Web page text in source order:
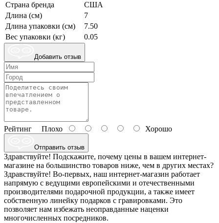
Страна бренда
США
Длина (см)
7
Длина упаковки (см)
7.50
Вес упаковки (кг)
0.05
Добавить отзыв
Рейтинг Плохо Хорошо
Отправить отзыв
Здравствуйте! Подскажите, почему цены в вашем интернет-
магазине на большинство товаров ниже, чем в других местах?
Здравствуйте! Во-первых, наш интернет-магазин работает
напрямую с ведущими европейскими и отечественными
производителями подарочной продукции, а также имеет
собственную линейку подарков с гравировками. Это
позволяет нам избежать неоправданные наценки
многочисленных посредников.